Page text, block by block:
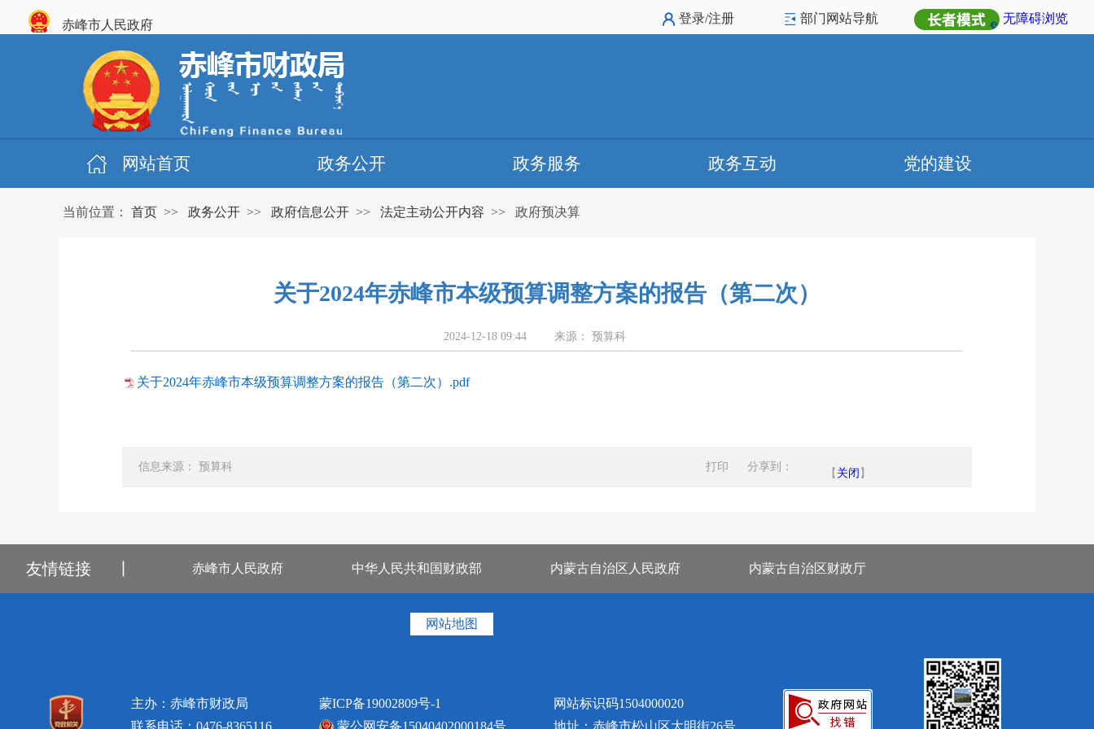
赤峰市人民政府 登录/注册 部门网站导航 无障碍浏览
网站首页 政务公开 政务服务 政务互动 党的建设
当前位置： 首页 >> 政务公开 >> 政府信息公开 >> 法定主动公开内容 >> 政府预决算
关于2024年赤峰市本级预算调整方案的报告（第二次）
2024-12-18 09:44 来源： 预算科
关于2024年赤峰市本级预算调整方案的报告（第二次）.pdf
信息来源： 预算科 打印 分享到：
【 关闭 】
友情链接 赤峰市人民政府 中华人民共和国财政部 内蒙古自治区人民政府 内蒙古自治区财政厅
网站地图
主办：赤峰市财政局
联系电话：0476-8365116
蒙ICP备19002809号-1
蒙公网安备15040402000184号
网站标识码1504000020
地址：赤峰市松山区大明街26号